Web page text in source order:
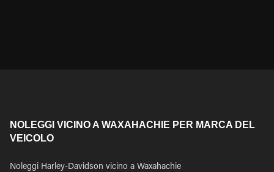
NOLEGGI VICINO A WAXAHACHIE PER MARCA DEL
VEICOLO
Noleggi Harley-Davidson vicino a Waxahachie